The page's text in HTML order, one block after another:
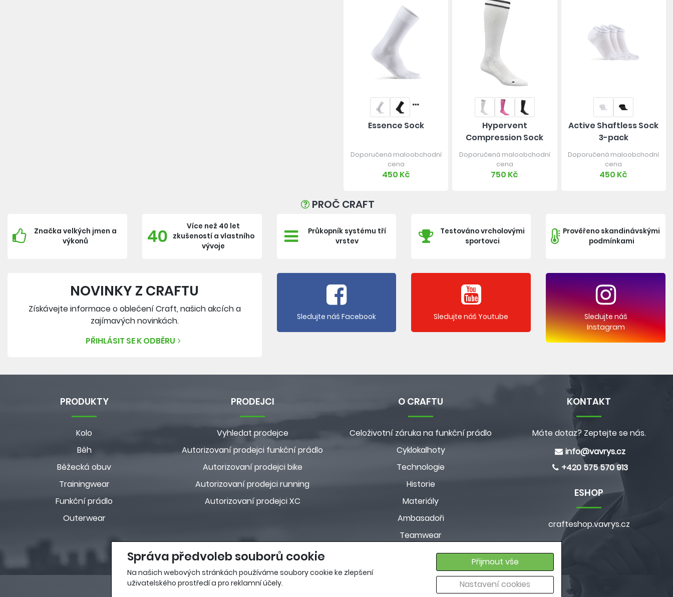
Správa předvoleb souborů cookie
Na našich webových stránkách používáme soubory cookie ke zlepšení
uživatelského prostředí a pro reklamní účely.
Přijmout vše
Nastavení cookies
Essence Sock
Doporučená maloobchodní
cena
450 Kč
Hypervent
Compression Sock
Doporučená maloobchodní
cena
750 Kč
Active Shaftless Sock
3-pack
Doporučená maloobchodní
cena
450 Kč
PROČ CRAFT
Značka velkých jmen a
výkonů
40
Více než 40 let
zkušeností a vlastního
vývoje
Průkopník systému tří
vrstev
Testováno vrcholovými
sportovci
Prověřeno skandinávskými
podmínkami
NOVINKY Z CRAFTU
Získávejte informace o oblečení Craft, našich akcích a
zajímavých novinkách.
PŘIHLÁSIT SE K ODBĚRU
Sledujte náš Facebook Sledujte náš Youtube
Sledujte náš
Instagram
PRODUKTY
Kolo
Běh
Běžecká obuv
Trainingwear
Funkční prádlo
Outerwear
PRODEJCI
Vyhledat prodejce
Autorizovaní prodejci funkční prádlo
Autorizovaní prodejci bike
Autorizovaní prodejci running
Autorizovaní prodejci XC
O CRAFTU
Celoživotní záruka na funkční prádlo
Cyklokalhoty
Technologie
Historie
Materiály
Ambasadoři
Teamwear
Customkolekce
Pravidla ochrany osobních údajů
KONTAKT
Máte dotaz? Zeptejte se nás.
info@vavrys.cz
+420 575 570 913
ESHOP
crafteshop.vavrys.cz